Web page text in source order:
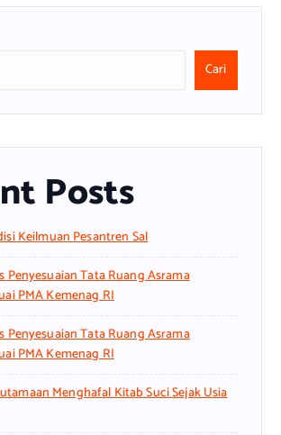
Cari
Posts
Keilmuan Pesantren Sal
Penyesuaian Tata Ruang Asrama
PMA Kemenag RI
Penyesuaian Tata Ruang Asrama
PMA Kemenag RI
Menghafal Kitab Suci Sejak Usia